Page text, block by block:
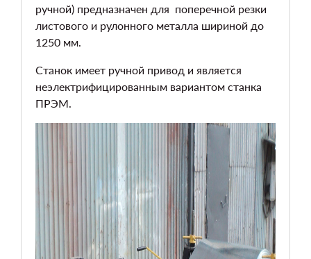
ручной) предназначен для поперечной резки
листового и рулонного металла шириной до
1250 мм.
Станок имеет ручной привод и является
неэлектрифицированным вариантом станка
ПРЭМ.